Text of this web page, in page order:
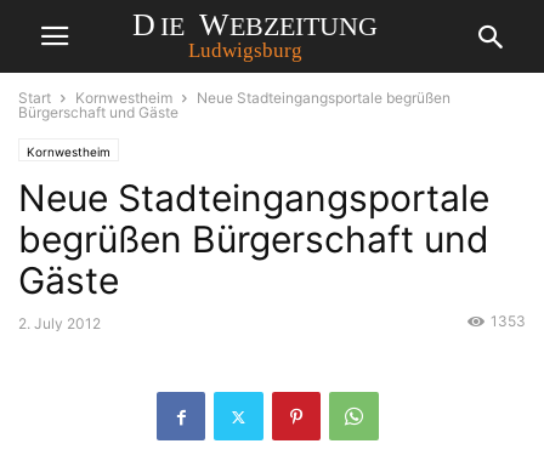
Start Kornwestheim
Neue Stadteingangsportale begrüßen
Bürgerschaft und Gäste
Kornwestheim
Neue Stadteingangsportale
begrüßen Bürgerschaft und
Gäste
2. July 2012 1353